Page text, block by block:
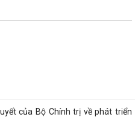
dẫn cài đặt và sử dụng ứng
đẩy chuyển đổi số, phục vụ